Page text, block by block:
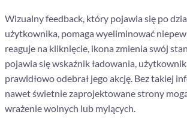
Wizualny feedback, który pojawia się po
użytkownika, pomaga wyeliminować
reaguje na kliknięcie, ikona zmienia swój
pojawia się wskaźnik ładowania,
prawidłowo odebrał jego akcję. Bez takiej
nawet świetnie zaprojektowane strony
wrażenie wolnych lub mylących.